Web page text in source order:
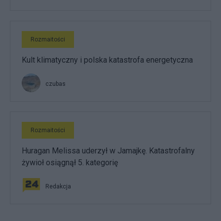
Rozmaitości
Kult klimatyczny i polska katastrofa energetyczna
czubas
Rozmaitości
Huragan Melissa uderzył w Jamajkę. Katastrofalny
żywioł osiągnął 5. kategorię
Redakcja